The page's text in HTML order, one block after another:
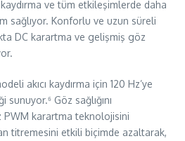
kaydırma ve tüm etkileşimlerde daha
sağlıyor. Konforlu ve uzun süreli
DC karartma ve gelişmiş göz
akıcı kaydırma için 120 Hz’ye
sunuyor.⁶ Göz sağlığını
PWM karartma teknolojisini
titremesini etkili biçimde azaltarak,